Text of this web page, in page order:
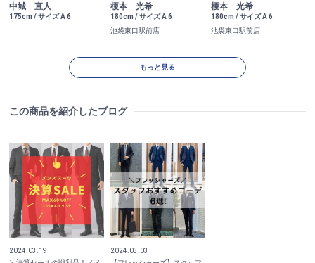
中城 直人
175cm / サイズ A 6
榎本 光希
180cm / サイズ A 6
池袋東口駅前店
榎本 光希
180cm / サイズ A 6
池袋東口駅前店
もっと見る
この商品を紹介したブログ
2024.03.19
2024.03.03